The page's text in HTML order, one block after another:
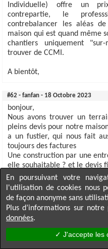
Individuelle) offre un
contrepartie, le
contrebalancer les aléas
maison qui est quand même
chantiers uniquement
trouver de CCMI.
A bientôt,
#62 - fanfan - 18 Octobre 2023
bonjour,
Nous avons trouver un
pleins devis pour notre
a un fustier, qui nous fait
toujours des factures
Une construction par une
elle souhaitable ? et le devis
??
merci pour vos conseils
#61 - Xavier (admin) - 26
Bonjour Filodeboo,
Je vous ai fait parvenir un
En poursuivant votre
l'utilisation de cookies nous
de façon anonyme sans
Plus d’informations sur
données.
✓ J'accepte les